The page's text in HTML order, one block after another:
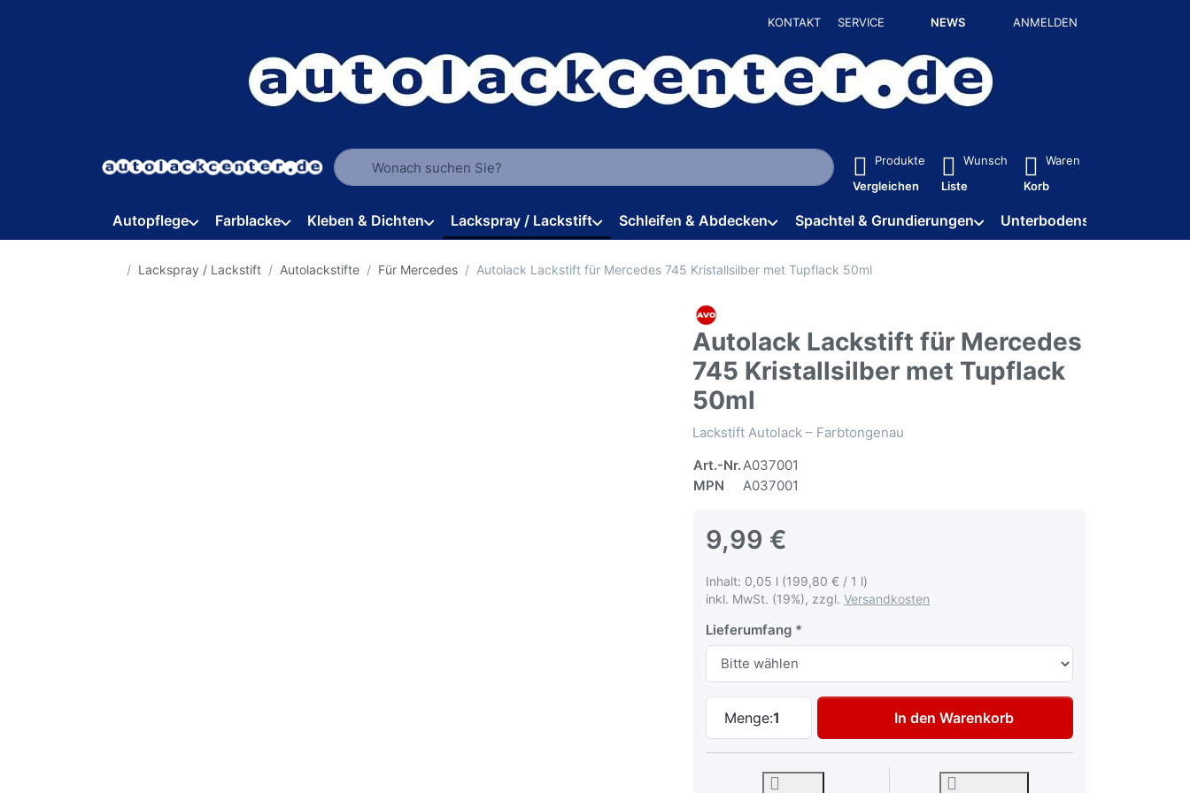
KONTAKT SERVICE NEWS ANMELDEN
Geben Sie einen Suchbegriff ein. Während Sie tippen, erscheinen automatisch erste Ergebnisse. Drücken Sie die Eingabetaste, um alle
Produkte
Vergleichen
Wunsch
Liste
Waren
Korb
Autopflege Farblacke Kleben & Dichten Lackspray / Lackstift Schleifen & Abdecken Spachtel & Grundierungen Unterbodenschutz / HV
Startseite
Lackspray / Lackstift Autolackstifte Für Mercedes Autolack Lackstift für Mercedes 745 Kristallsilber met Tupflack 50ml
Autolack Lackstift für Mercedes
745 Kristallsilber met Tupflack
50ml
Lackstift Autolack – Farbtongenau
Art.-Nr.A037001
MPN
A037001
9,99 €
Inhalt: 0,05 l (199,80 € / 1 l)
inkl. MwSt. (19%), zzgl. Versandkosten
Lieferumfang
Menge:1
Autolack Lackstift für Mercedes 745 Kristallsilber met
In den Warenkorb